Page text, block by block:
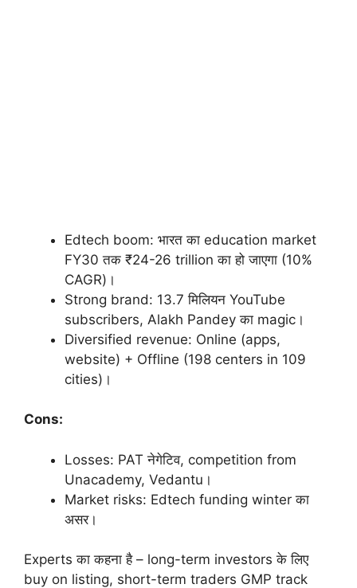
Edtech boom: भारत का education market
FY30 तक ₹24-26 trillion का हो जाएगा (10%
CAGR)।
Strong brand: 13.7 मिलियन YouTube
subscribers, Alakh Pandey का magic।
Diversified revenue: Online (apps,
website) + Offline (198 centers in 109
cities)।
Cons:
Losses: PAT नेगेटिव, competition from
Unacademy, Vedantu।
Market risks: Edtech funding winter का
असर।
Experts का कहना है – long-term investors के लिए
buy on listing, short-term traders GMP track